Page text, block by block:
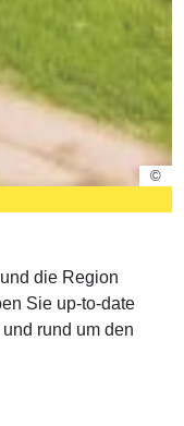
©
die Region
Sie up-to-date
rund um den